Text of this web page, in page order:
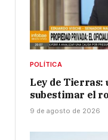
POLÍTICA
Ley de Tierras:
subestimar el
9 de agosto de 2026